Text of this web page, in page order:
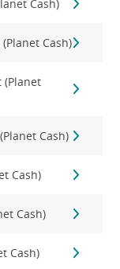
Cash)
Cash)
(Planet
Cash)
Cash)
Cash)
Cash)